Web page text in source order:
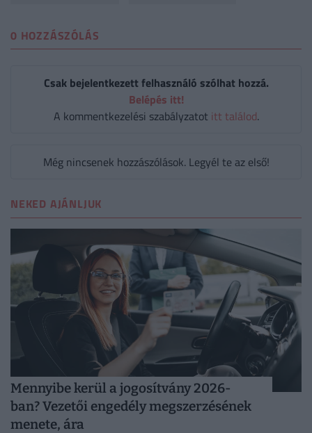
0 HOZZÁSZÓLÁS
Csak bejelentkezett felhasználó szólhat hozzá.
Belépés itt!
A kommentkezelési szabályzatot itt találod.
Még nincsenek hozzászólások. Legyél te az első!
NEKED AJÁNLJUK
Mennyibe kerül a jogosítvány 2026-
ban? Vezetői engedély megszerzésének
menete, ára